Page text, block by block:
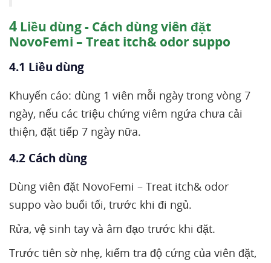
4 Liều dùng - Cách dùng viên đặt
NovoFemi – Treat itch& odor suppo
4.1 Liều dùng
Khuyến cáo: dùng 1 viên mỗi ngày trong vòng 7
ngày, nếu các triệu chứng viêm ngứa chưa cải
thiện, đặt tiếp 7 ngày nữa.
4.2 Cách dùng
Dùng viên đặt NovoFemi – Treat itch& odor
suppo vào buổi tối, trước khi đi ngủ.
Rửa, vệ sinh tay và âm đạo trước khi đặt.
Trước tiên sờ nhẹ, kiểm tra độ cứng của viên đặt,